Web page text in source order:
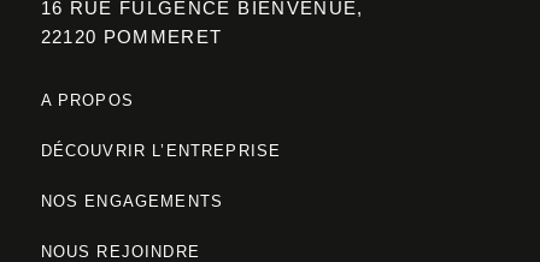
16 RUE FULGENCE BIENVENUE,
22120 POMMERET
A PROPOS
DÉCOUVRIR L’ENTREPRISE
NOS ENGAGEMENTS
NOUS REJOINDRE